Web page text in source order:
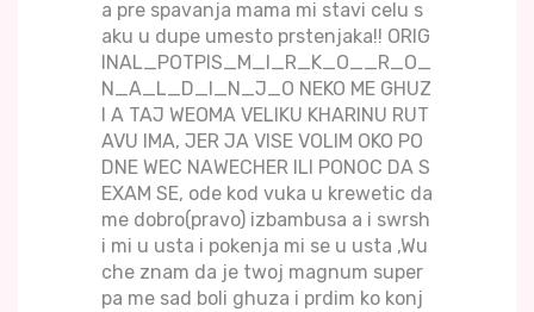
a pre spavanja mama mi stavi celu s
aku u dupe umesto prstenjaka!! ORIG
INAL_POTPIS_M_I_R_K_O__R_O_
N_A_L_D_I_N_J_O NEKO ME GHUZ
I A TAJ WEOMA VELIKU KHARINU RUT
AVU IMA, JER JA VISE VOLIM OKO PO
DNE WEC NAWECHER ILI PONOC DA S
EXAM SE, ode kod vuka u krewetic da
me dobro(pravo) izbambusa a i swrsh
i mi u usta i pokenja mi se u usta ,Wu
che znam da je twoj magnum super
pa me sad boli ghuza i prdim ko konj